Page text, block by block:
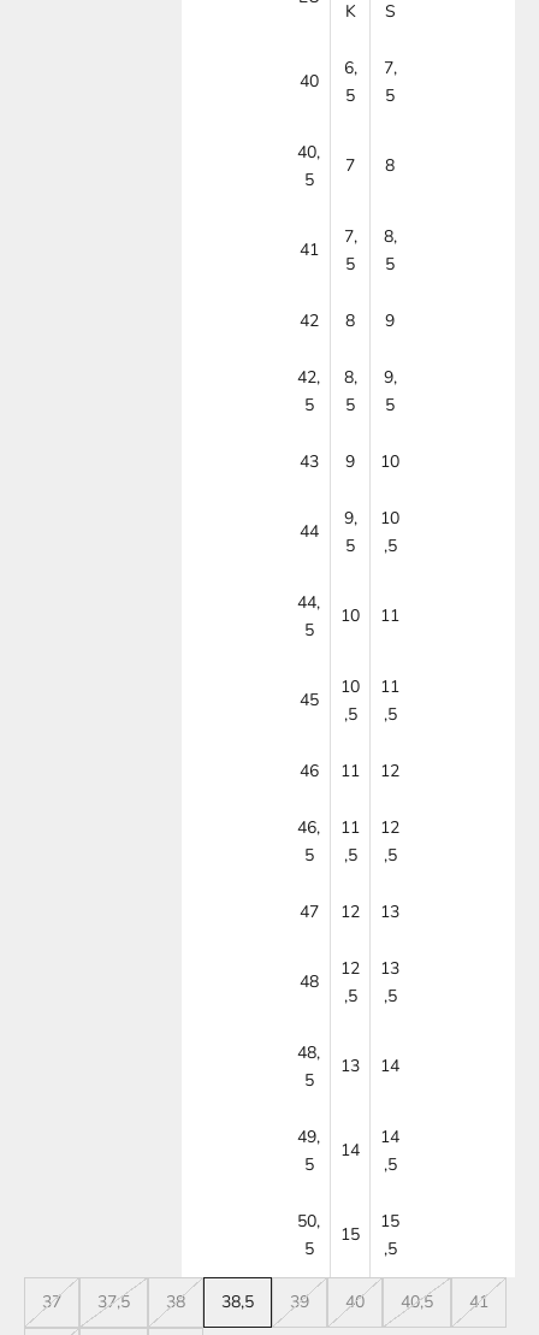
K S
40
6,
5
7,
5
40,
5
7 8
41
7,
5
8,
5
42 8 9
42,
5
8,
5
9,
5
43 9 10
44
9,
5
10
,5
44,
5
10 11
45
10
,5
11
,5
46 11 12
46,
5
11
,5
12
,5
47 12 13
48
12
,5
13
,5
48,
5
13 14
49,
5
14
14
,5
50,
5
15
15
,5
37 37,5 38 38,5 39 40 40,5 41